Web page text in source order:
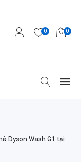
0 0
Dyson Wash G1 tại